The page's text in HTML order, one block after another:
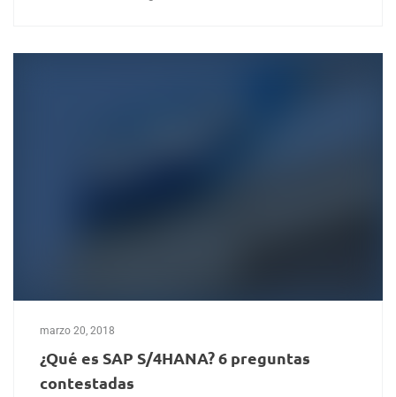
marzo 20, 2018
¿Qué es SAP S/4HANA? 6 preguntas
contestadas